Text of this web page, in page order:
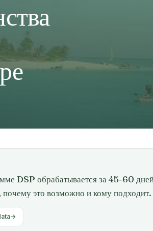
DSP обрабатывается за 45-60
это возможно и кому подходит.